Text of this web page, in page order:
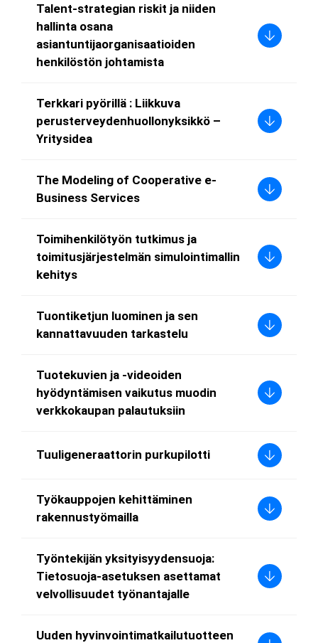
Talent-strategian riskit ja niiden
hallinta osana
asiantuntijaorganisaatioiden
henkilöstön johtamista
Terkkari pyörillä : Liikkuva
perusterveydenhuollonyksikkö –
Yritysidea
The Modeling of Cooperative e-
Business Services
Toimihenkilötyön tutkimus ja
toimitusjärjestelmän simulointimallin
kehitys
Tuontiketjun luominen ja sen
kannattavuuden tarkastelu
Tuotekuvien ja -videoiden
hyödyntämisen vaikutus muodin
verkkokaupan palautuksiin
Tuuligeneraattorin purkupilotti
Työkauppojen kehittäminen
rakennustyömailla
Työntekijän yksityisyydensuoja:
Tietosuoja-asetuksen asettamat
velvollisuudet työnantajalle
Uuden hyvinvointimatkailutuotteen